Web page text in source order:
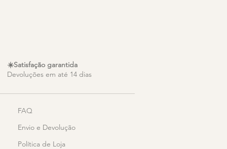
☀️Satisfação garantida
Devoluções em até 14 dias
FAQ
Envio e Devolução
Política de Loja